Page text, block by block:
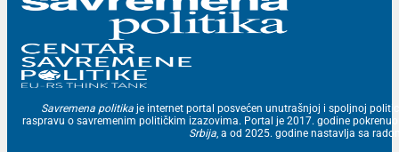
Savremena politika je internet portal posvećen unutrašnjoj i spoljnoj
raspravu o savremenim političkim izazovima. Portal je 2017. godine
Srbija, a od 2025. godine nastavlja sa